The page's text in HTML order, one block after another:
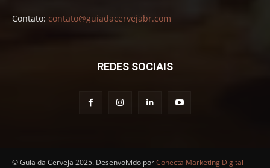
Contato: contato@guiadacervejabr.com
REDES SOCIAIS
© Guia da Cerveja 2025. Desenvolvido porConecta Marketing Digital